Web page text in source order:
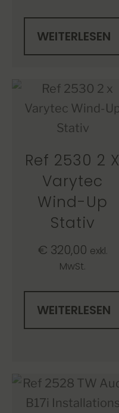
WEITERLESEN
Ref 2530 2 X
Varytec
Wind-Up
Stativ
€ 320,00 exkl.
MwSt.
WEITERLESEN